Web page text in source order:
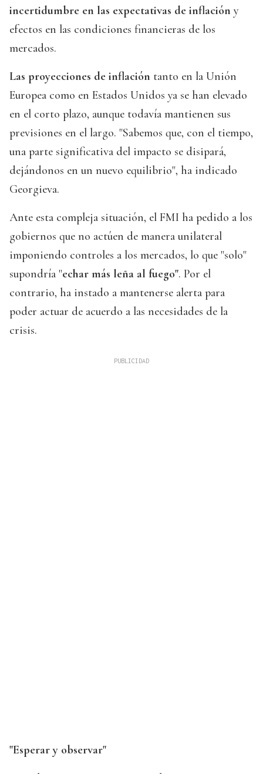
incertidumbre en las expectativas de inflación y
efectos en las condiciones financieras de los
mercados.
Las proyecciones de inflación tanto en la Unión
Europea como en Estados Unidos ya se han elevado
en el corto plazo, aunque todavía mantienen sus
previsiones en el largo. "Sabemos que, con el tiempo,
una parte significativa del impacto se disipará,
dejándonos en un nuevo equilibrio", ha indicado
Georgieva.
Ante esta compleja situación, el FMI ha pedido a los
gobiernos que no actúen de manera unilateral
imponiendo controles a los mercados, lo que "solo"
supondría "echar más leña al fuego". Por el
contrario, ha instado a mantenerse alerta para
poder actuar de acuerdo a las necesidades de la
crisis.
"Esperar y observar"